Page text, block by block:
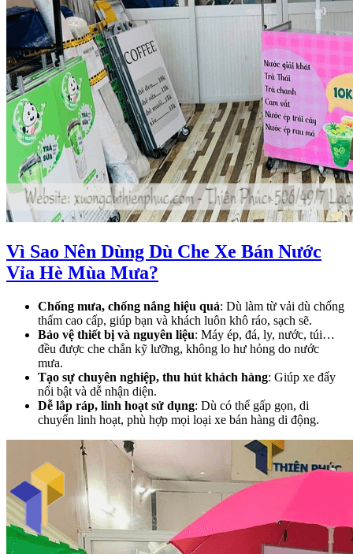
Vì Sao Nên Dùng Dù Che Xe Bán Nước
Vỉa Hè Mùa Mưa?
Chống mưa, chống nắng hiệu quả: Dù làm từ vải dù chống
thấm cao cấp, giúp bạn và khách luôn khô ráo, sạch sẽ.
Bảo vệ thiết bị và nguyên liệu: Máy ép, đá, ly, nước, túi…
đều được che chắn kỹ lưỡng, không lo hư hỏng do nước
mưa.
Tạo sự chuyên nghiệp, thu hút khách hàng: Giúp xe đẩy
nổi bật và dễ nhận diện.
Dễ lắp ráp, linh hoạt sử dụng: Dù có thể gấp gọn, di
chuyển linh hoạt, phù hợp mọi loại xe bán hàng di động.